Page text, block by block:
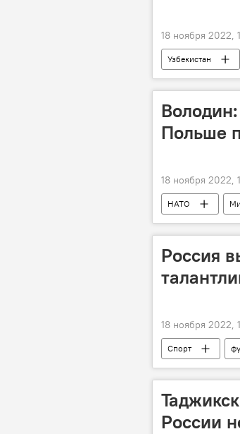
18 ноября 2022,
Узбекистан
Польше
18 ноября 2022,
НАТО
Россия
18 ноября 2022,
Спорт
России